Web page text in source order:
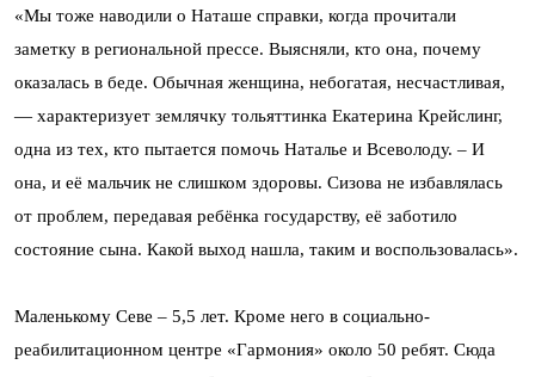
«Мы тоже наводили о Наташе справки, когда прочитали
заметку в региональной прессе. Выясняли, кто она, почему
оказалась в беде. Обычная женщина, небогатая, несчастливая,
— характеризует землячку тольяттинка Екатерина Крейслинг,
одна из тех, кто пытается помочь Наталье и Всеволоду. – И
она, и её мальчик не слишком здоровы. Сизова не избавлялась
от проблем, передавая ребёнка государству, её заботило
состояние сына. Какой выход нашла, таким и воспользовалась».
Маленькому Севе – 5,5 лет. Кроме него в социально-
реабилитационном центре «Гармония» около 50 ребят. Сюда